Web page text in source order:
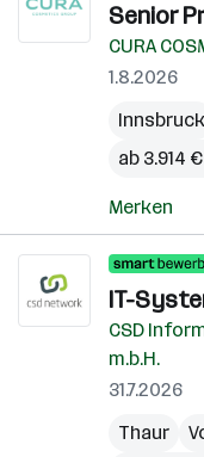
Senior
CURA
1.8.2026
Innsbruck
ab 3.914
Merken
IT-
CSD
m.b.H.
31.7.2026
Thaur